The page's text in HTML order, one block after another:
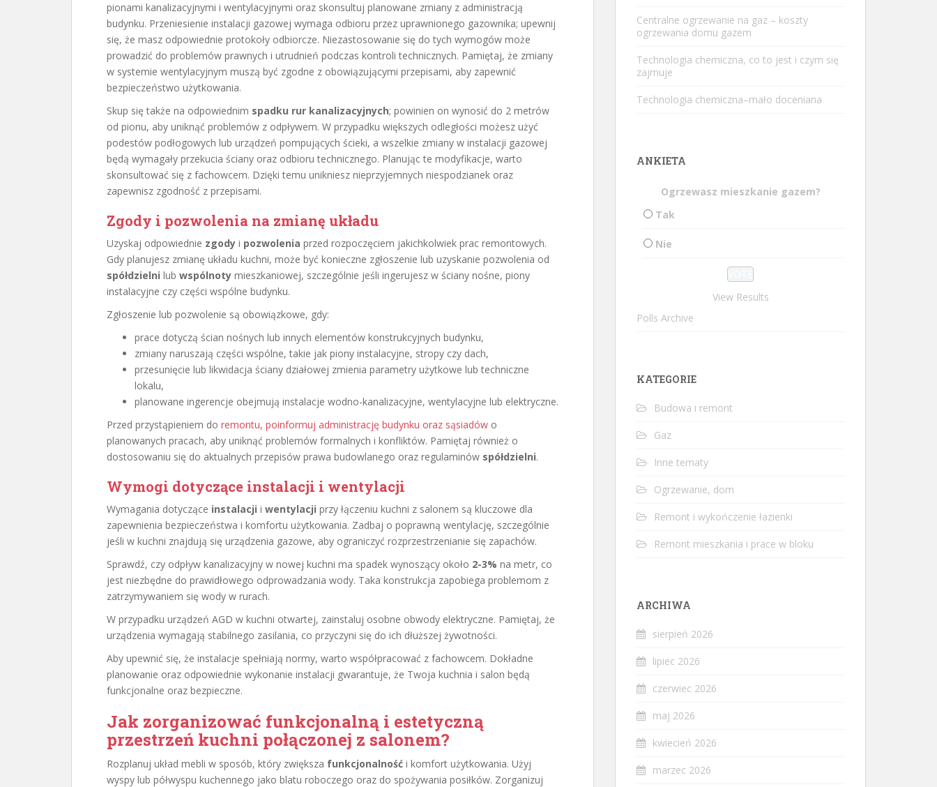
pionami kanalizacyjnymi i wentylacyjnymi oraz skonsultuj planowane zmiany z administracją
budynku. Przeniesienie instalacji gazowej wymaga odbioru przez uprawnionego gazownika; upewnij
się, że masz odpowiednie protokoły odbiorcze. Niezastosowanie się do tych wymogów może
prowadzić do problemów prawnych i utrudnień podczas kontroli technicznych. Pamiętaj, że zmiany
w systemie wentylacyjnym muszą być zgodne z obowiązującymi przepisami, aby zapewnić
bezpieczeństwo użytkowania.
Skup się także na odpowiednim spadku rur kanalizacyjnych; powinien on wynosić do 2 metrów
od pionu, aby uniknąć problemów z odpływem. W przypadku większych odległości możesz użyć
podestów podłogowych lub urządzeń pompujących ścieki, a wszelkie zmiany w instalacji gazowej
będą wymagały przekucia ściany oraz odbioru technicznego. Planując te modyfikacje, warto
skonsultować się z fachowcem. Dzięki temu unikniesz nieprzyjemnych niespodzianek oraz
zapewnisz zgodność z przepisami.
Zgody i pozwolenia na zmianę układu
Uzyskaj odpowiednie zgody i pozwolenia przed rozpoczęciem jakichkolwiek prac remontowych.
Gdy planujesz zmianę układu kuchni, może być konieczne zgłoszenie lub uzyskanie pozwolenia od
spółdzielni lub wspólnoty mieszkaniowej, szczególnie jeśli ingerujesz w ściany nośne, piony
instalacyjne czy części wspólne budynku.
Zgłoszenie lub pozwolenie są obowiązkowe, gdy:
prace dotyczą ścian nośnych lub innych elementów konstrukcyjnych budynku,
zmiany naruszają części wspólne, takie jak piony instalacyjne, stropy czy dach,
przesunięcie lub likwidacja ściany działowej zmienia parametry użytkowe lub techniczne
lokalu,
planowane ingerencje obejmują instalacje wodno-kanalizacyjne, wentylacyjne lub elektryczne.
Przed przystąpieniem do remontu, poinformuj administrację budynku oraz sąsiadów o
planowanych pracach, aby uniknąć problemów formalnych i konfliktów. Pamiętaj również o
dostosowaniu się do aktualnych przepisów prawa budowlanego oraz regulaminów spółdzielni.
Wymogi dotyczące instalacji i wentylacji
Wymagania dotyczące instalacji i wentylacji przy łączeniu kuchni z salonem są kluczowe dla
zapewnienia bezpieczeństwa i komfortu użytkowania. Zadbaj o poprawną wentylację, szczególnie
jeśli w kuchni znajdują się urządzenia gazowe, aby ograniczyć rozprzestrzenianie się zapachów.
Sprawdź, czy odpływ kanalizacyjny w nowej kuchni ma spadek wynoszący około 2-3% na metr, co
jest niezbędne do prawidłowego odprowadzania wody. Taka konstrukcja zapobiega problemom z
zatrzymywaniem się wody w rurach.
W przypadku urządzeń AGD w kuchni otwartej, zainstaluj osobne obwody elektryczne. Pamiętaj, że
urządzenia wymagają stabilnego zasilania, co przyczyni się do ich dłuższej żywotności.
Aby upewnić się, że instalacje spełniają normy, warto współpracować z fachowcem. Dokładne
planowanie oraz odpowiednie wykonanie instalacji gwarantuje, że Twoja kuchnia i salon będą
funkcjonalne oraz bezpieczne.
Jak zorganizować funkcjonalną i estetyczną
przestrzeń kuchni połączonej z salonem?
Rozplanuj układ mebli w sposób, który zwiększa funkcjonalność i komfort użytkowania. Użyj
wyspy lub półwyspu kuchennego jako blatu roboczego oraz do spożywania posiłków. Zorganizuj
Centralne ogrzewanie na gaz – koszty
ogrzewania domu gazem
Technologia chemiczna, co to jest i czym się
zajmuje
Technologia chemiczna–mało doceniana
ANKIETA
Ogrzewasz mieszkanie gazem?
Tak
Nie
View Results
Polls Archive
KATEGORIE
Budowa i remont
Gaz
Inne tematy
Ogrzewanie, dom
Remont i wykończenie łazienki
Remont mieszkania i prace w bloku
ARCHIWA
sierpień 2026
lipiec 2026
czerwiec 2026
maj 2026
kwiecień 2026
marzec 2026